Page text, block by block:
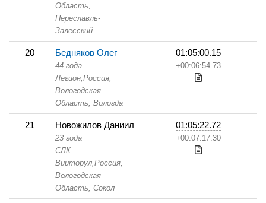
Область,
Переславль-
Залесский
20 Бедняков Олег
44 года
Легион,Россия,
Вологодская
Область, Вологда
01:05:00.15
+00:06:54.73
21 Новожилов Даниил
23 года
СЛК
Вииторул,Россия,
Вологодская
Область, Сокол
01:05:22.72
+00:07:17.30